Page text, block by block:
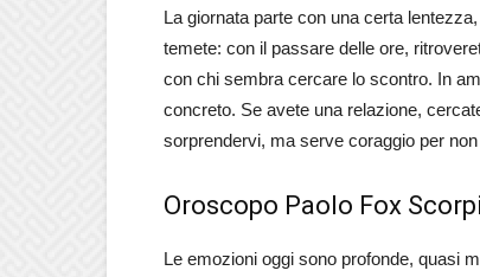
La giornata parte con una certa
temete: con il passare delle ore,
con chi sembra cercare lo scontro. In
concreto. Se avete una relazione,
sorprendervi, ma serve coraggio per
Oroscopo Paolo Fox
Le emozioni oggi sono profonde, quasi